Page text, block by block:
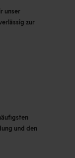
unser
zur
und den